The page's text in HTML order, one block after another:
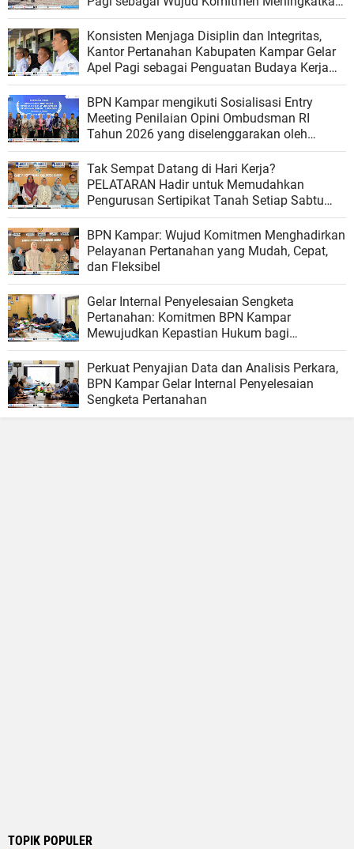
Kualitas Pelayanan
Konsisten Menjaga Disiplin dan Integritas,
Kantor Pertanahan Kabupaten Kampar Gelar
Apel Pagi sebagai Penguatan Budaya Kerja
Organisasi
BPN Kampar mengikuti Sosialisasi Entry
Meeting Penilaian Opini Ombudsman RI
Tahun 2026 yang diselenggarakan oleh
Ombudsman RI
Tak Sempat Datang di Hari Kerja?
PELATARAN Hadir untuk Memudahkan
Pengurusan Sertipikat Tanah Setiap Sabtu
dan Minggu
BPN Kampar: Wujud Komitmen Menghadirkan
Pelayanan Pertanahan yang Mudah, Cepat,
dan Fleksibel
Gelar Internal Penyelesaian Sengketa
Pertanahan: Komitmen BPN Kampar
Mewujudkan Kepastian Hukum bagi
Masyarakat
Perkuat Penyajian Data dan Analisis Perkara,
BPN Kampar Gelar Internal Penyelesaian
Sengketa Pertanahan
TOPIK POPULER